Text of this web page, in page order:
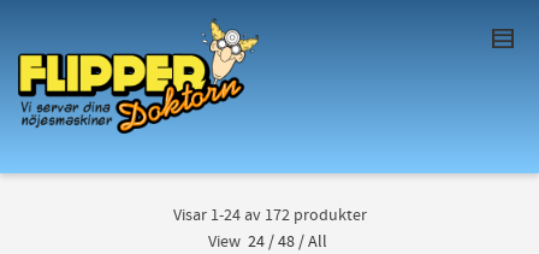
product
. Show
me thecolour
Visar 1-24 av 172 produkter
View 24/48/All